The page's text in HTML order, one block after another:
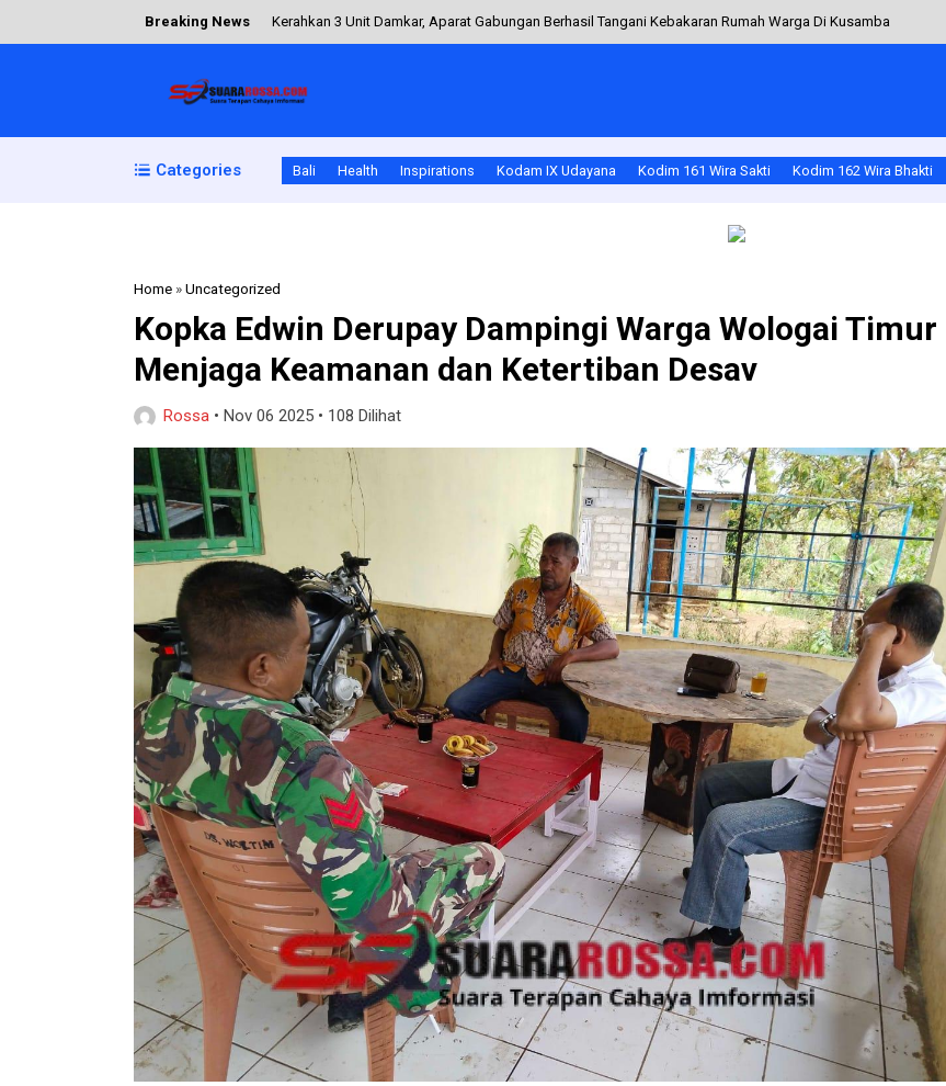
Breaking News Kerahkan 3 Unit Damkar, Aparat Gabungan Berhasil Tangani Kebakaran Rumah Warga Di Kusamba
Patroli Malam di Desa Sampungu, Babinsa Himbau Jaga Keharmonisan Keluarga dan Tetangga
Categories Bali Health Inspirations Kodam IX Udayana Kodim 161 Wira Sakti Kodim 162 Wira Bhakti
Home »Uncategorized
Kopka Edwin Derupay Dampingi Warga Wologai Timur
Menjaga Keamanan dan Ketertiban Desav
Rossa • Nov 06 2025 • 108 Dilihat